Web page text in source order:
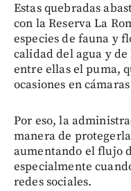
Estas quebradas
con la Reserva La
especies de fauna y
calidad del agua y
entre ellas el puma,
ocasiones en
Por eso, la
manera de
aumentando el flujo
especialmente
redes sociales.